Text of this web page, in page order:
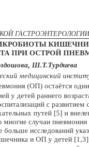
ПРИ ОСТРОЙ
Ш.Т.Турдиева
медицинский
(ОП) остаётся
у детей раннего
с развитием
путей [5] и
многие случаи пневмонии
больше исследований
и ОП у детей